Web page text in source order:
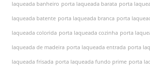
laqueada banheiro porta laqueada barata porta
laqueada batente porta laqueada branca porta
laqueada colorida porta laqueada cozinha porta
laqueada de madeira porta laqueada entrada porta
laqueada frisada porta laqueada fundo prime porta